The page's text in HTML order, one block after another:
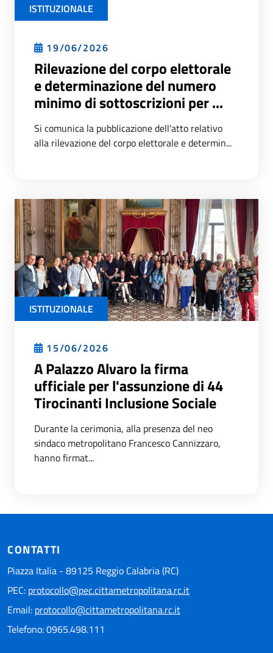
ISTITUZIONALE
19/06/2026
Rilevazione del corpo elettorale
e determinazione del numero
minimo di sottoscrizioni per ...
Si comunica la pubblicazione dell'atto relativo
alla rilevazione del corpo elettorale e determin...
ISTITUZIONALE
15/06/2026
A Palazzo Alvaro la firma
ufficiale per l'assunzione di 44
Tirocinanti Inclusione Sociale
Durante la cerimonia, alla presenza del neo
sindaco metropolitano Francesco Cannizzaro,
hanno firmat...
CONTATTI
Piazza Italia - 89125 Reggio Calabria (RC)
PEC: protocollo@pec.cittametropolitana.rc.it
Email: protocollo@cittametropolitana.rc.it
Telefono: 0965.498.111